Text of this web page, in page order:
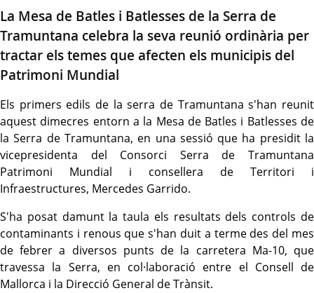
La Mesa de Batles i Batlesses de la Serra de
Tramuntana celebra la seva reunió ordinària per
tractar els temes que afecten els municipis del
Patrimoni Mundial
Els primers edils de la serra de Tramuntana s'han reunit
aquest dimecres entorn a la Mesa de Batles i Batlesses de
la Serra de Tramuntana, en una sessió que ha presidit la
vicepresidenta del Consorci Serra de Tramuntana
Patrimoni Mundial i consellera de Territori i
Infraestructures, Mercedes Garrido.
S'ha posat damunt la taula els resultats dels controls de
contaminants i renous que s'han duit a terme des del mes
de febrer a diversos punts de la carretera Ma-10, que
travessa la Serra, en col·laboració entre el Consell de
Mallorca i la Direcció General de Trànsit.